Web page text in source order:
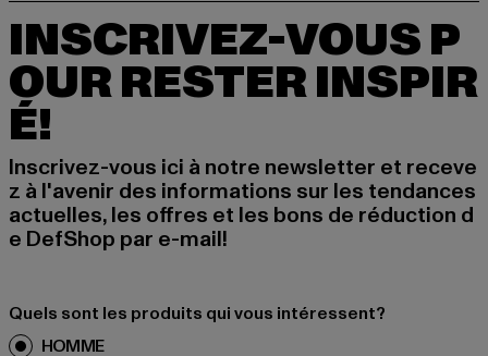
INSCRIVEZ-VOUS P
OUR RESTER INSPIR
É!
Inscrivez-vous ici à notre newsletter et receve
z à l'avenir des informations sur les tendances
actuelles, les offres et les bons de réduction d
e DefShop par e-mail!
Quels sont les produits qui vous intéressent?
HOMME